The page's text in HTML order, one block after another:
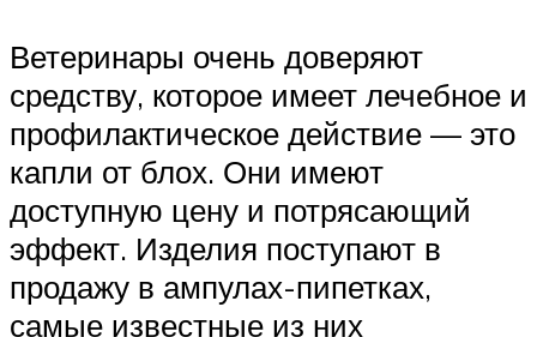
Ветеринары очень доверяют
средству, которое имеет лечебное и
профилактическое действие — это
капли от блох. Они имеют
доступную цену и потрясающий
эффект. Изделия поступают в
продажу в ампулах-пипетках,
самые известные из них